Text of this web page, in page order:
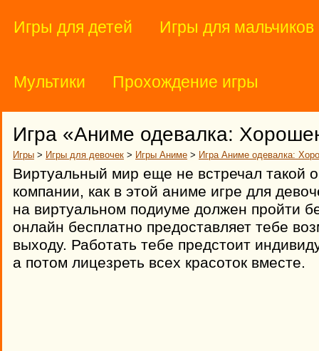
Игры для детей Игры для мальчиков
Мультики Прохождение игры
Игра «Аниме одевалка:
Игры > Игры для девочек > Игры Аниме > Игра Аниме одевалка:
Виртуальный мир еще не встречал такой
компании, как в этой аниме игре для
на виртуальном подиуме должен пройти
онлайн бесплатно предоставляет тебе
выходу. Работать тебе предстоит
а потом лицезреть всех красоток вместе.